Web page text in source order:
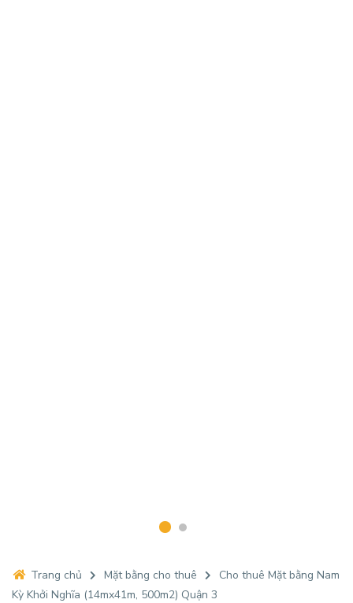
Trang chủ Mặt bằng cho thuê
Cho thuê Mặt bằng Nam
Kỳ Khởi Nghĩa (14mx41m, 500m2) Quận 3